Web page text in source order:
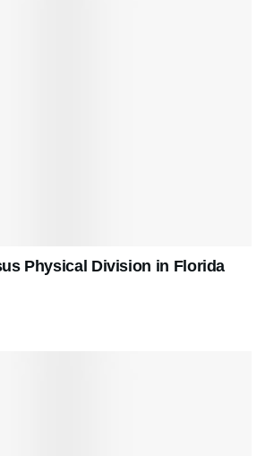
Physical Division in Florida